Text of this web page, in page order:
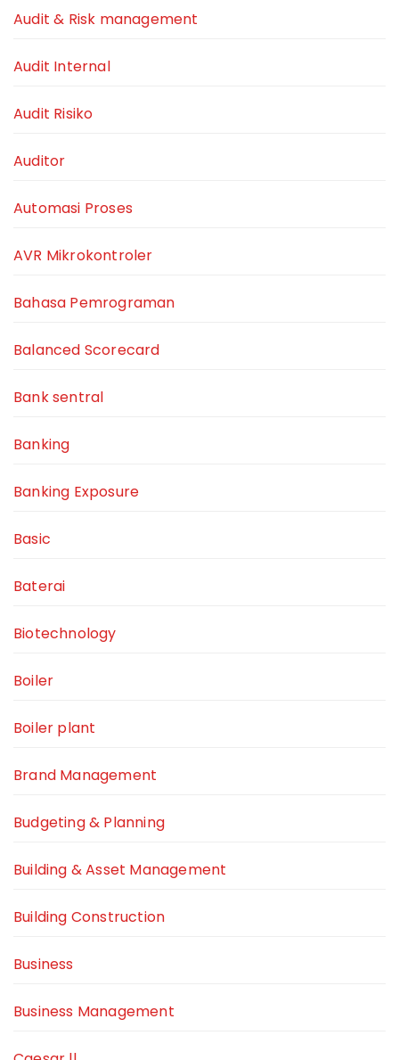
Audit & Risk management
Audit Internal
Audit Risiko
Auditor
Automasi Proses
AVR Mikrokontroler
Bahasa Pemrograman
Balanced Scorecard
Bank sentral
Banking
Banking Exposure
Basic
Baterai
Biotechnology
Boiler
Boiler plant
Brand Management
Budgeting & Planning
Building & Asset Management
Building Construction
Business
Business Management